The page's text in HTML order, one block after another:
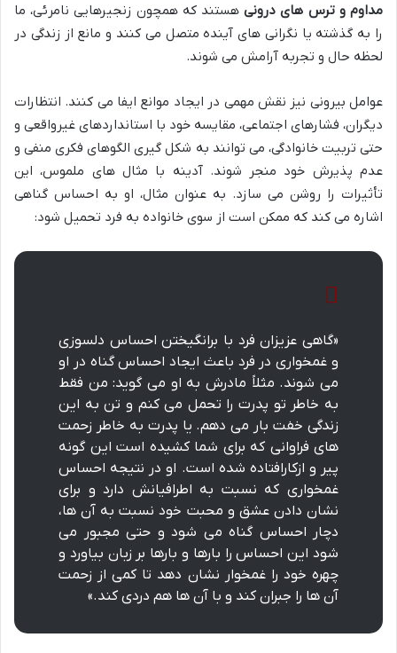
مداوم و ترس های درونیهستند که همچون زنجیرهایی نامرئی، ما
را به گذشته یا نگرانی های آینده متصل می کنند و مانع از زندگی در
لحظه حال و تجربه آرامش می شوند.
عوامل بیرونی نیز نقش مهمی در ایجاد موانع ایفا می کنند. انتظارات
دیگران، فشارهای اجتماعی، مقایسه خود با استانداردهای غیرواقعی و
حتی تربیت خانوادگی، می توانند به شکل گیری الگوهای فکری منفی و
عدم پذیرش خود منجر شوند. آدینه با مثال های ملموس، این
تأثیرات را روشن می سازد. به عنوان مثال، او به احساس گناهی
اشاره می کند که ممکن است از سوی خانواده به فرد تحمیل شود:
«گاهی عزیزان فرد با برانگیختن احساس دلسوزی
و غمخواری در فرد باعث ایجاد احساس گناه در او
می شوند. مثلاً مادرش به او می گوید: من فقط
به خاطر تو پدرت را تحمل می کنم و تن به این
زندگی خفت بار می دهم. یا پدرت به خاطر زحمت
های فراوانی که برای شما کشیده است این گونه
پیر و ازکارافتاده شده است. او در نتیجه احساس
غمخواری که نسبت به اطرافیانش دارد و برای
نشان دادن عشق و محبت خود نسبت به آن ها،
دچار احساس گناه می شود و حتی مجبور می
شود این احساس را بارها و بارها بر زبان بیاورد و
چهره خود را غمخوار نشان دهد تا کمی از زحمت
آن ها را جبران کند و با آن ها هم دردی کند.»